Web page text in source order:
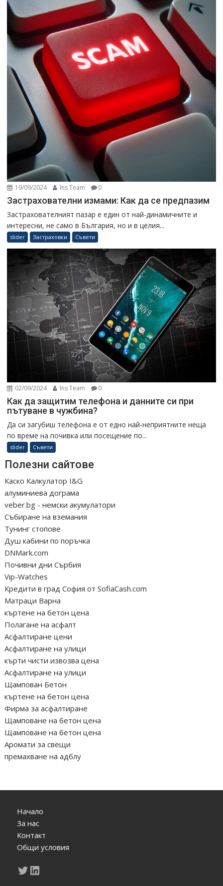
19/09/2024 Ins Team 0
Застрахователни измами: Как да се предпазим
Застрахователният пазар е един от най-динамичните и
интересни, не само в България, но и в целия...
slider Застраховки Съвети
02/09/2024 Ins Team 0
Как да защитим телефона и данните си при
пътуване в чужбина?
Да си загубиш телефона е от едно най-неприятните неща
по време на почивка или посещение по...
slider Съвети
Полезни сайтове
Каско Калкулатор I&G
алуминиева дограма
veber.bg - немски акумулатори
Събиране на вземания
Тунинг стопове
Душ кабини по поръчка
DNMark.com
Почивни дни Сърбия
Vip-Watches
Кредити в град София от SofiaCash.com
Матраци Варна
къртене на бетон цена
Полагане на асфалт
Асфалтиране цени
Асфалтиране на улици
кърти чисти извозва цена
Асфалтиране на улици
Щампован Бетон
къртене на бетон цена
Фирма за асфалтиране
Щамповане на бетон цена
Щамповане на бетон цена
Аромати за свещи
премахване на адблу
Начало
За нас
Контакт
Общи условия
Twitter
LinkedIn